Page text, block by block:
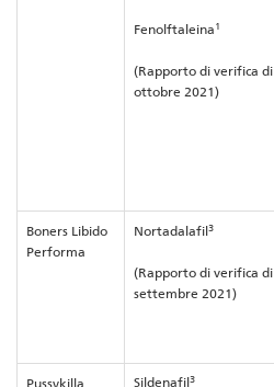
Fenolftaleina1
(Rapporto di verifica di
ottobre 2021)
Boners Libido
Performa
Nortadalafil3
(Rapporto di verifica di
settembre 2021)
Pussykilla Sildenafil3